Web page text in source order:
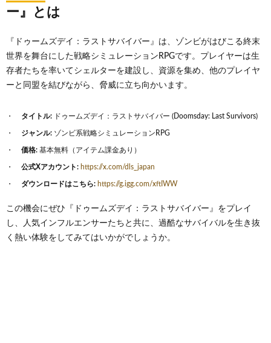
ー』とは
『ドゥームズデイ：ラストサバイバー』は、ゾンビがはびこる終末
世界を舞台にした戦略シミュレーションRPGです。プレイヤーは生
存者たちを率いてシェルターを建設し、資源を集め、他のプレイヤ
ーと同盟を結びながら、脅威に立ち向かいます。
タイトル: ドゥームズデイ：ラストサバイバー (Doomsday: Last Survivors)
ジャンル: ゾンビ系戦略シミュレーションRPG
価格: 基本無料（アイテム課金あり）
公式Xアカウント: https://x.com/dls_japan
ダウンロードはこちら: https://g.igg.com/xftIWW
この機会にぜひ『ドゥームズデイ：ラストサバイバー』をプレイ
し、人気インフルエンサーたちと共に、過酷なサバイバルを生き抜
く熱い体験をしてみてはいかがでしょうか。